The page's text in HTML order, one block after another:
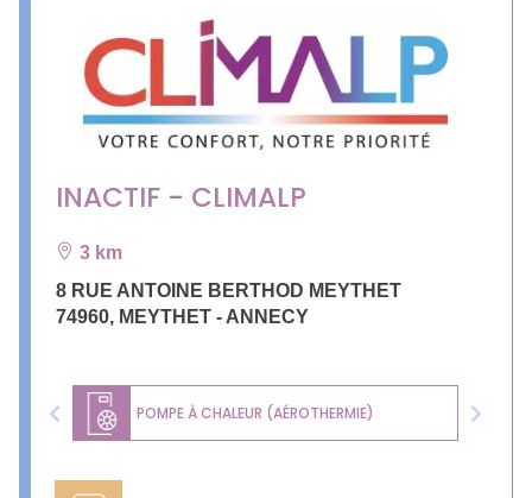
INACTIF - CLIMALP
3 km
8 RUE ANTOINE BERTHOD MEYTHET
74960, MEYTHET - ANNECY
POMPE À CHALEUR (AÉROTHERMIE)
Previous Next